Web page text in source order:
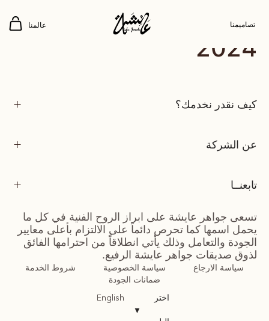
تصاميمنا عالمنا
2024
كيف نقدر نخدمك؟
عن الشركة
تابعنــا
تسعى جواهر عايشة على ابراز الروح الفنية في كل ما
يحمل اسمها كما تحرص دائماً على الالتزام بأعلى معايير
الجودة والتعامل وذلك يأتي انطلاقاً من احترامها الفائق
لذوق صديقات جواهر عايشة الرفيع.
سياسة الارجاع سياسة الخصوصية
شروط الخدمة
ضمانات الجودة
اختر
▼
English